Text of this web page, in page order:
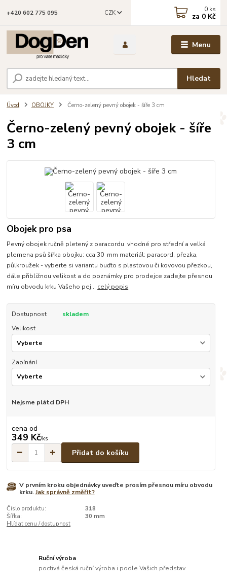
Menu
CZK
Hledat
+420 602 775 095 0 ks
za 0 Kč
Úvod OBOJKY Černo-zelený pevný obojek - šíře 3 cm
Černo-zelený pevný obojek - šíře
3 cm
Obojek pro psa
Pevný obojek ručně pletený z paracordu vhodné pro střední a velká
plemena psů šířka obojku: cca 30 mm materiál: paracord, přezka,
půlkroužek - vyberte si variantu buďto s plastovou či kovovou přezkou,
dále přibližnou velikost a do poznámky pro prodejce zadejte přesnou
míru obvodu krku Vašeho pej... celý popis
Dostupnost
skladem
Velikost
Zapínání
Nejsme plátci DPH
cena od
349 Kč/ks
Přidat do košíku
V prvním kroku objednávky uveďte prosím přesnou míru obvodu
krku.Jak správně změřit?
Číslo produktu:
318
Šířka:
30 mm
Hlídat cenu / dostupnost
Ruční výroba
poctivá česká ruční výroba i podle Vašich představ